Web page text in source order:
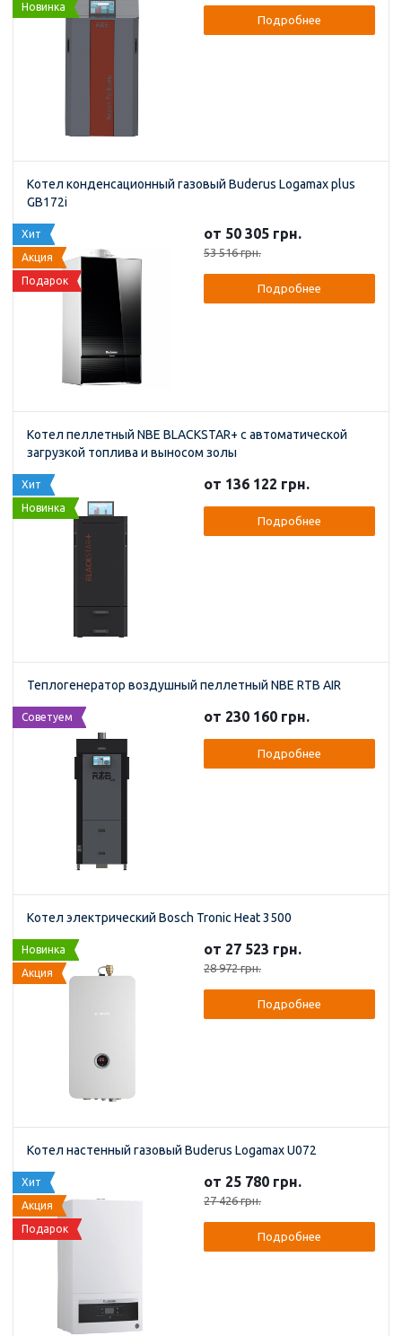
Новинка
Подробнее
Котел конденсационный газовый Buderus Logamax plus
GB172i
Хит
Акция
Подарок
от 50 305 грн.
53 516 грн.
Подробнее
Котел пеллетный NBE BLACKSTAR+ с автоматической
загрузкой топлива и выносом золы
Хит
Новинка
от 136 122 грн.
Подробнее
Теплогенератор воздушный пеллетный NBE RTB AIR
Советуем от 230 160 грн.
Подробнее
Котел электрический Bosch Tronic Heat 3500
Новинка
Акция
от 27 523 грн.
28 972 грн.
Подробнее
Котел настенный газовый Buderus Logamax U072
Хит
Акция
Подарок
от 25 780 грн.
27 426 грн.
Подробнее